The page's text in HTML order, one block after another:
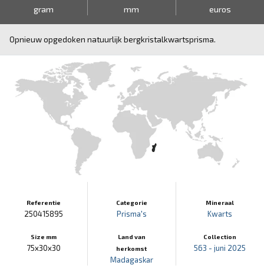
gram mm euros
Opnieuw opgedoken natuurlijk bergkristalkwartsprisma.
Referentie
250415895
Size mm
75x30x30
Categorie
Prisma's
Land van
herkomst
Madagaskar
Mineraal
Kwarts
Collection
563 - juni 2025